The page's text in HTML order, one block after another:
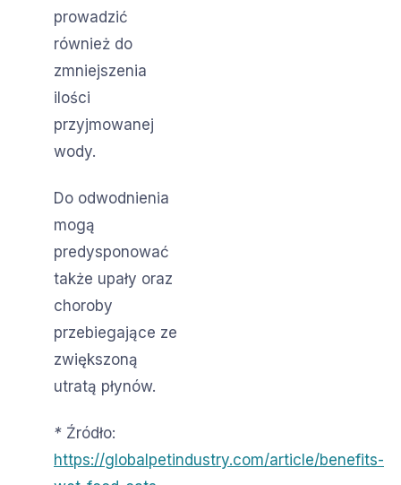
prowadzić
również do
zmniejszenia
ilości
przyjmowanej
wody.
Do odwodnienia
mogą
predysponować
także upały oraz
choroby
przebiegające ze
zwiększoną
utratą płynów.
* Źródło:
https://globalpetindustry.com/article/benefits-